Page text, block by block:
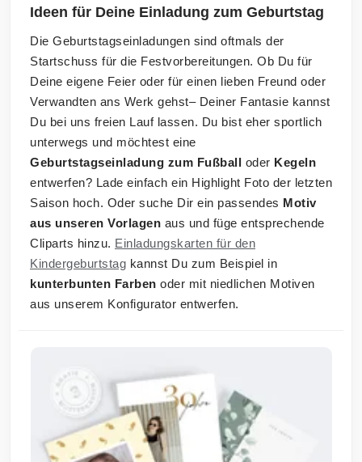
Ideen für Deine Einladung zum Geburtstag
Die Geburtstagseinladungen sind oftmals der
Startschuss für die Festvorbereitungen. Ob Du für
Deine eigene Feier oder für einen lieben Freund oder
Verwandten ans Werk gehst– Deiner Fantasie kannst
Du bei uns freien Lauf lassen. Du bist eher sportlich
unterwegs und möchtest eine
Geburtstagseinladung zum Fußball oder Kegeln
entwerfen? Lade einfach ein Highlight Foto der letzten
Saison hoch. Oder suche Dir ein passendes Motiv
aus unseren Vorlagen aus und füge entsprechende
Cliparts hinzu. Einladungskarten für den
Kindergeburtstag kannst Du zum Beispiel in
kunterbunten Farben oder mit niedlichen Motiven
aus unserem Konfigurator entwerfen.